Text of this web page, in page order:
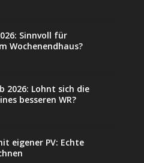
Sinnvoll für
Wochenendhaus?
2026: Lohnt sich die
besseren WR?
eigener PV: Echte